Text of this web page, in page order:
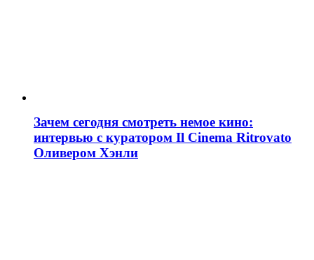
Зачем сегодня смотреть немое кино:
интервью с куратором Il Cinema Ritrovato
Оливером Хэнли